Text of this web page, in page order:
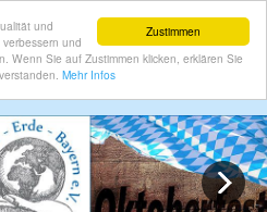
Zustimmen
und
und
Wenn Sie auf Zustimmen klicken, erklären Sie
Mehr Infos